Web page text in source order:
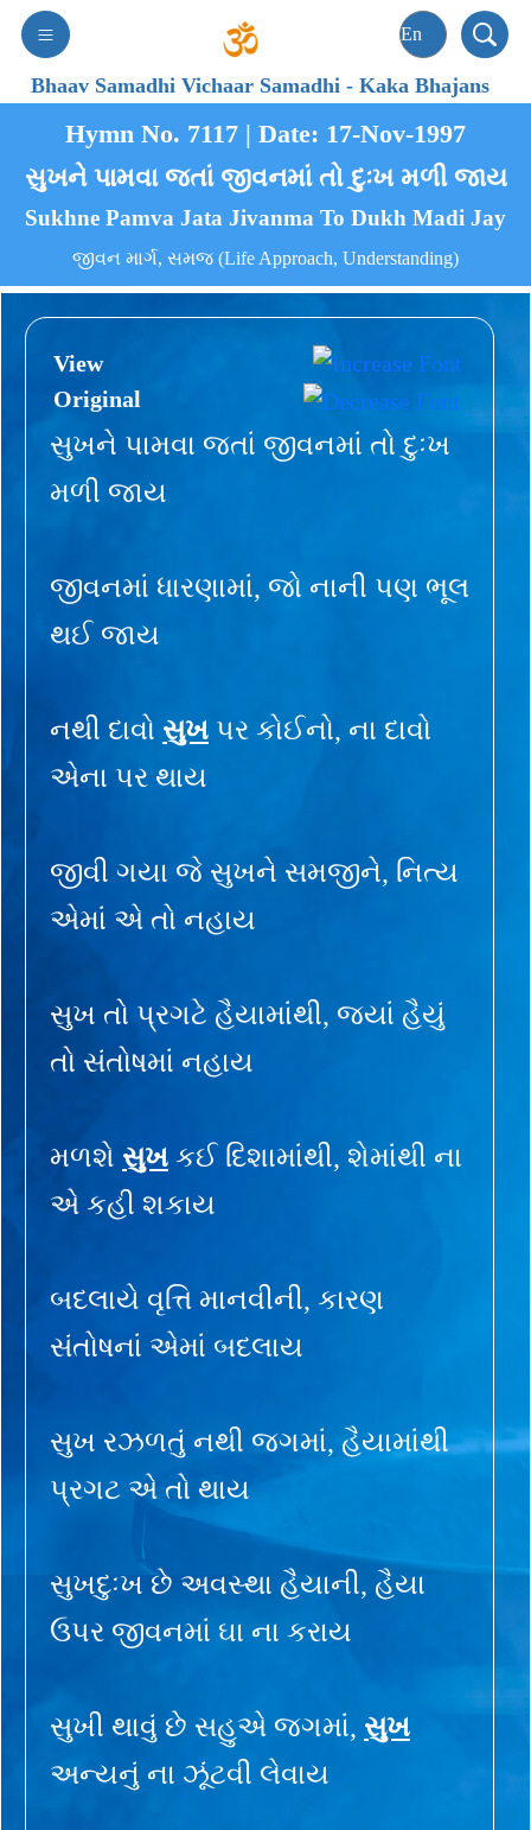
Bhaav Samadhi Vichaar Samadhi-Kaka Bhajans
Hymn No. 7117 | Date: 17-Nov-1997
સુખને પામવા જતાં જીવનમાં તો દુઃખ મળી જાય
Sukhne Pamva Jata Jivanma To Dukh Madi Jay
જીવન માર્ગ, સમજ (Life Approach, Understanding)
View
Original
સુખને પામવા જતાં જીવનમાં તો દુઃખ
મળી જાય
જીવનમાં ધારણામાં, જો નાની પણ ભૂલ
થઈ જાય
નથી દાવો સુખ પર કોઈનો, ના દાવો
એના પર થાય
જીવી ગયા જે સુખને સમજીને, નિત્ય
એમાં એ તો નહાય
સુખ તો પ્રગટે હૈયામાંથી, જ્યાં હૈયું
તો સંતોષમાં નહાય
મળશે સુખ કઈ દિશામાંથી, શેમાંથી ના
એ કહી શકાય
બદલાયે વૃત્તિ માનવીની, કારણ
સંતોષનાં એમાં બદલાય
સુખ રઝળતું નથી જગમાં, હૈયામાંથી
પ્રગટ એ તો થાય
સુખદુઃખ છે અવસ્થા હૈયાની, હૈયા
ઉપર જીવનમાં ઘા ના કરાય
સુખી થાવું છે સહુએ જગમાં, સુખ
અન્યનું ના ઝૂંટવી લેવાય